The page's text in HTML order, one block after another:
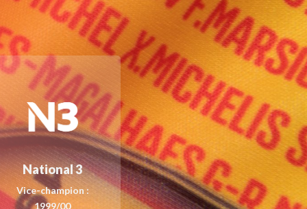
National 3
Vice-champion :
1999/00